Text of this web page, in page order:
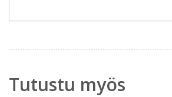
Tutustu myös